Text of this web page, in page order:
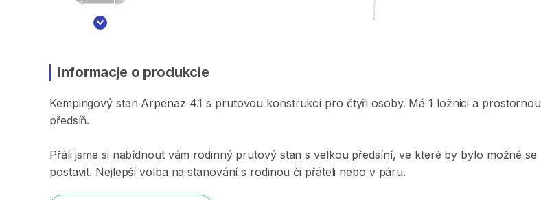
Informacje o produkcie
Kempingový stan Arpenaz 4.1 s prutovou konstrukcí pro čtyři osoby. Má 1 ložnici a prostornou
předsíň.
Přáli jsme si nabídnout vám rodinný prutový stan s velkou předsíní​,​ ve které by bylo možné se
postavit. Nejlepší volba na stanování s rodinou či přáteli nebo v páru.